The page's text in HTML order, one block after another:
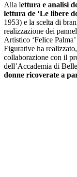
Alla lettura e analisi
lettura de ‘Le libere
1953) e la scelta di
realizzazione dei
Artistico ‘Felice
Figurative ha
collaborazione con il
dell’Accademia di
donne ricoverate a